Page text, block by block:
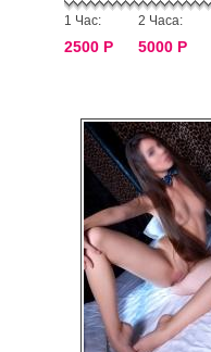
1 Час:
2500 Р
2 Часа:
5000 Р